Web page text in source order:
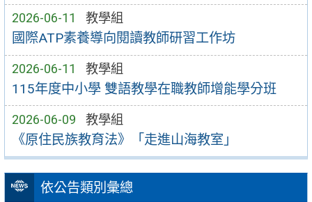
2026-06-11 教學組
國際ATP素養導向閱讀教師研習工作坊
2026-06-11 教學組
115年度中小學 雙語教學在職教師增能學分班
2026-06-09 教學組
《原住民族教育法》「走進山海教室」
依公告類別彙總